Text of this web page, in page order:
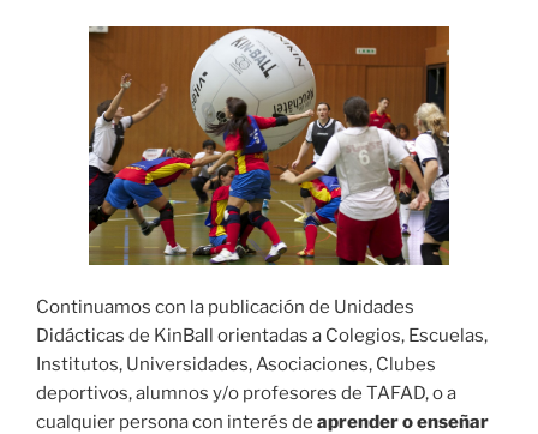
Continuamos con la publicación de Unidades
Didácticas de KinBall orientadas a Colegios, Escuelas,
Institutos, Universidades, Asociaciones, Clubes
deportivos, alumnos y/o profesores de TAFAD, o a
cualquier persona con interés de aprender o enseñar